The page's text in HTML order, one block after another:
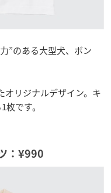
”のある大型犬、ボン
オリジナルデザイン。キ
です。
：¥990